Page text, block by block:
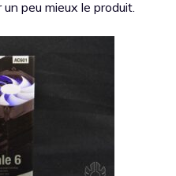
peu mieux le produit.